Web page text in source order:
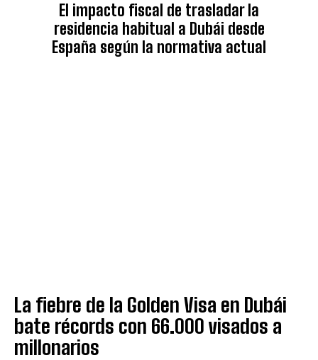
El impacto fiscal de trasladar la
residencia habitual a Dubái desde
España según la normativa actual
La fiebre de la Golden Visa en Dubái
bate récords con 66.000 visados a
millonarios